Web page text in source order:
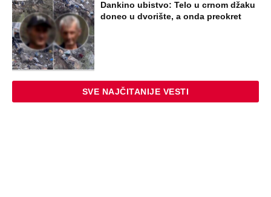
Dankino ubistvo: Telo u crnom džaku
doneo u dvorište, a onda preokret
SVE NAJČITANIJE VESTI